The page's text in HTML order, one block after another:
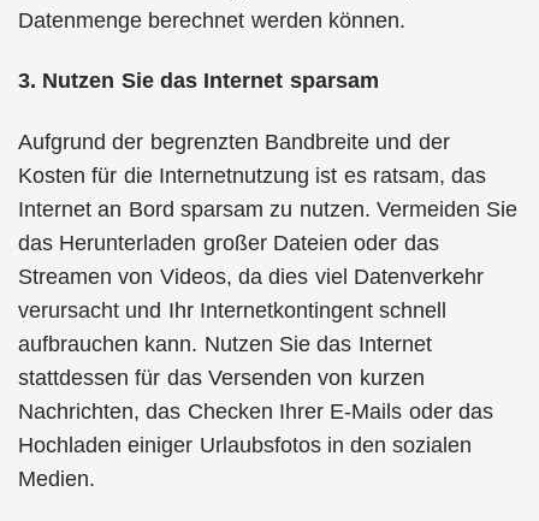
Datenmenge berechnet werden können.
3. Nutzen Sie das Internet sparsam
Aufgrund der begrenzten Bandbreite und der
Kosten für die Internetnutzung ist es ratsam, das
Internet an Bord sparsam zu nutzen. Vermeiden Sie
das Herunterladen großer Dateien oder das
Streamen von Videos, da dies viel Datenverkehr
verursacht und Ihr Internetkontingent schnell
aufbrauchen kann. Nutzen Sie das Internet
stattdessen für das Versenden von kurzen
Nachrichten, das Checken Ihrer E-Mails oder das
Hochladen einiger Urlaubsfotos in den sozialen
Medien.